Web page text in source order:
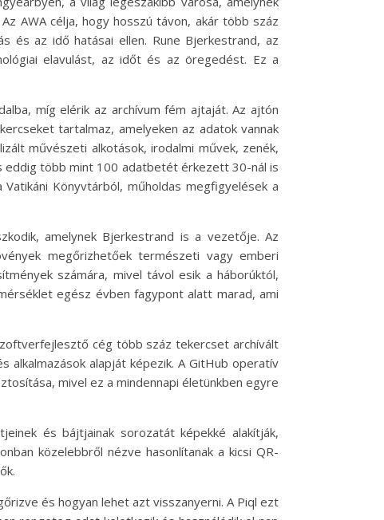
AWA célja, hogy hosszú távon, akár több száz
és az idő hatásai ellen. Rune Bjerkestrand, az
elavulást, az időt és az öregedést. Ez a
míg elérik az archívum fém ajtaját. Az ajtón
tartalmaz, amelyeken az adatok vannak
művészeti alkotások, irodalmi művek, zenék,
eddig több mint 100 adatbetét érkezett 30-nál is
Könyvtárból, műholdas megfigyelések a
amelynek Bjerkestrand is a vezetője. Az
megőrizhetőek természeti vagy emberi
számára, mivel távol esik a háborúktól,
egész évben fagypont alatt marad, ami
cég több száz tekercset archívált
alapját képezik. A GitHub operatív
mivel ez a mindennapi életünkben egyre
és bájtjainak sorozatát képekké alakítják,
közelebbről nézve hasonlítanak a kicsi QR-
és hogyan lehet azt visszanyerni. A Piql ezt